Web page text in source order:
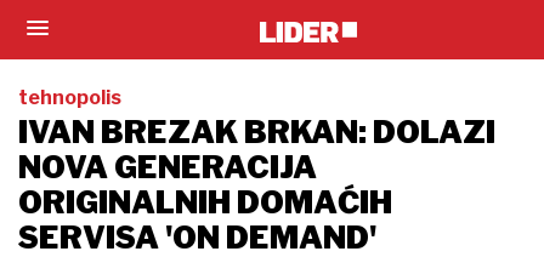
tehnopolis
IVAN BREZAK BRKAN: DOLAZI
NOVA GENERACIJA
ORIGINALNIH DOMAĆIH
SERVISA 'ON DEMAND'